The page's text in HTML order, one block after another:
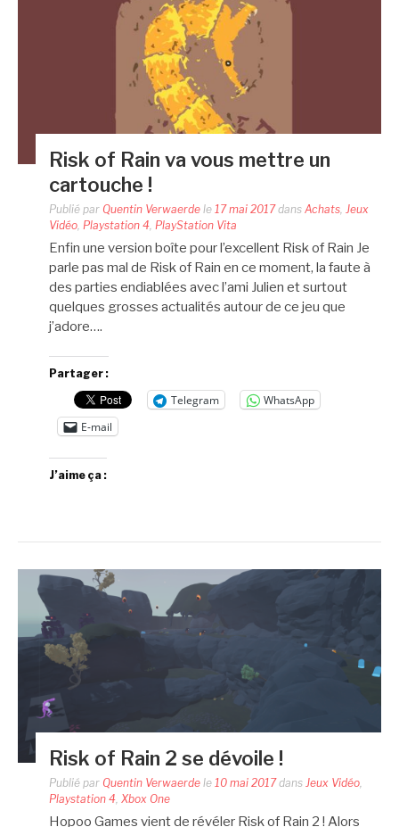
Risk of Rain va vous mettre un
cartouche !
Publié par Quentin Verwaerde le 17 mai 2017dans Achats Jeux
Vidéo Playstation 4 PlayStation Vita
Enfin une version boîte pour l’excellent Risk of Rain Je
parle pas mal de Risk of Rain en ce moment, la faute à
des parties endiablées avec l’ami Julien et surtout
quelques grosses actualités autour de ce jeu que
j’adore….
Partager :
Telegram
WhatsApp
E-mail
J’aime ça :
Risk of Rain 2 se dévoile !
Publié par Quentin Verwaerde le 10 mai 2017dans Jeux Vidéo,
Playstation 4, Xbox One
Hopoo Games vient de révéler Risk of Rain 2 ! Alors